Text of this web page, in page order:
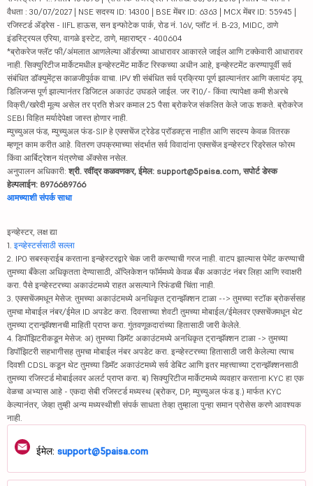
वैधता : 30/07/2027 | NSE सदस्य ID: 14300 | BSE मेंबर ID: 6363 | MCX मेंबर ID: 55945 |
रजिस्टर्ड ॲड्रेस - IIFL हाऊस, सन इन्फोटेक पार्क, रोड नं. 16V, प्लॉट नं. B-23, MIDC, ठाणे
इंडस्ट्रियल एरिया, वागळे इस्टेट, ठाणे, महाराष्ट्र - 400604
*ब्रोकरेज फ्लॅट फी/अंमलात आणलेल्या ऑर्डरच्या आधारावर आकारले जाईल आणि टक्केवारी आधारावर
नाही. सिक्युरिटीज मार्केटमधील इन्व्हेस्टमेंट मार्केट रिस्कच्या अधीन आहे, इन्व्हेस्टमेंट करण्यापूर्वी सर्व
संबंधित डॉक्युमेंट्स काळजीपूर्वक वाचा. IPV शी संबंधित सर्व प्रक्रिया पूर्ण झाल्यानंतर आणि क्लायंट ड्यू
डिलिजन्स पूर्ण झाल्यानंतर डिजिटल अकाउंट उघडले जाईल. जर ₹10/- किंवा त्यापेक्षा कमी शेअरचे
विक्री/खरेदी मूल्य असेल तर प्रति शेअर कमाल 25 पैसा ब्रोकरेज संकलित केले जाऊ शकते. ब्रोकरेज
SEBI विहित मर्यादेपेक्षा जास्त होणार नाही.
म्युच्युअल फंड, म्युच्युअल फंड-SIP हे एक्सचेंज ट्रेडेड प्रॉडक्ट्स नाहीत आणि सदस्य केवळ वितरक
म्हणून काम करीत आहे. वितरण उपक्रमाच्या संदर्भात सर्व विवादांना एक्सचेंज इन्व्हेस्टर रिड्रेसल फोरम
किंवा आर्बिट्रेशन यंत्रणेचा ॲक्सेस नसेल.
अनुपालन अधिकारी: श्री. रवींद्र कळवणकर, ईमेल: support@5paisa.com, सपोर्ट डेस्क
हेल्पलाईन: 8976689766
आमच्याशी संपर्क साधा
इन्व्हेस्टर, लक्ष द्या
1. इन्व्हेस्टर्ससाठी सल्ला
2. IPO सबस्क्राईब करताना इन्व्हेस्टरद्वारे चेक जारी करण्याची गरज नाही. वाटप झाल्यास पेमेंट करण्याची
तुमच्या बँकेला अधिकृतता देण्यासाठी, ॲप्लिकेशन फॉर्ममध्ये केवळ बँक अकाउंट नंबर लिहा आणि स्वाक्षरी
करा. पैसे इन्व्हेस्टरच्या अकाउंटमध्ये राहत असल्याने रिफंडची चिंता नाही.
3. एक्सचेंजमधून मेसेज: तुमच्या अकाउंटमध्ये अनधिकृत ट्रान्झॅक्शन टाळा --> तुमच्या स्टॉक ब्रोकर्ससह
तुमचा मोबाईल नंबर/ईमेल ID अपडेट करा. दिवसाच्या शेवटी तुमच्या मोबाईल/ईमेलवर एक्सचेंजमधून थेट
तुमच्या ट्रान्झॅक्शनची माहिती प्राप्त करा. गुंतवणूकदारांच्या हितासाठी जारी केलेले.
4. डिपॉझिटरीकडून मेसेज: अ) तुमच्या डिमॅट अकाउंटमध्ये अनधिकृत ट्रान्झॅक्शन टाळा -> तुमच्या
डिपॉझिटरी सहभागीसह तुमचा मोबाईल नंबर अपडेट करा. इन्व्हेस्टरच्या हितासाठी जारी केलेल्या त्याच
दिवशी CDSL कडून थेट तुमच्या डिमॅट अकाउंटमध्ये सर्व डेबिट आणि इतर महत्त्वाच्या ट्रान्झॅक्शनसाठी
तुमच्या रजिस्टर्ड मोबाईलवर अलर्ट प्राप्त करा. ब) सिक्युरिटीज मार्केटमध्ये व्यवहार करताना KYC हा एक
वेळचा अभ्यास आहे - एकदा सेबी रजिस्टर्ड मध्यस्थ (ब्रोकर, DP, म्युच्युअल फंड इ.) मार्फत KYC
केल्यानंतर, जेव्हा तुम्ही अन्य मध्यस्थीशी संपर्क साधता तेव्हा तुम्हाला पुन्हा समान प्रोसेस करणे आवश्यक
नाही.
ईमेल: support@5paisa.com